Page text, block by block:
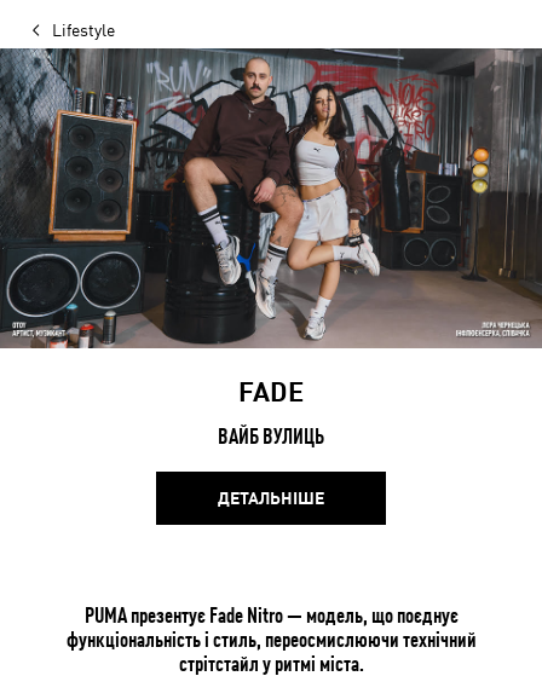
Lifestyle
FADE
ВАЙБ ВУЛИЦЬ
ДЕТАЛЬНІШЕ
PUMA презентує Fade Nitro — модель, що поєднує
функціональність і стиль, переосмислюючи технічний
стрітстайл у ритмі міста.